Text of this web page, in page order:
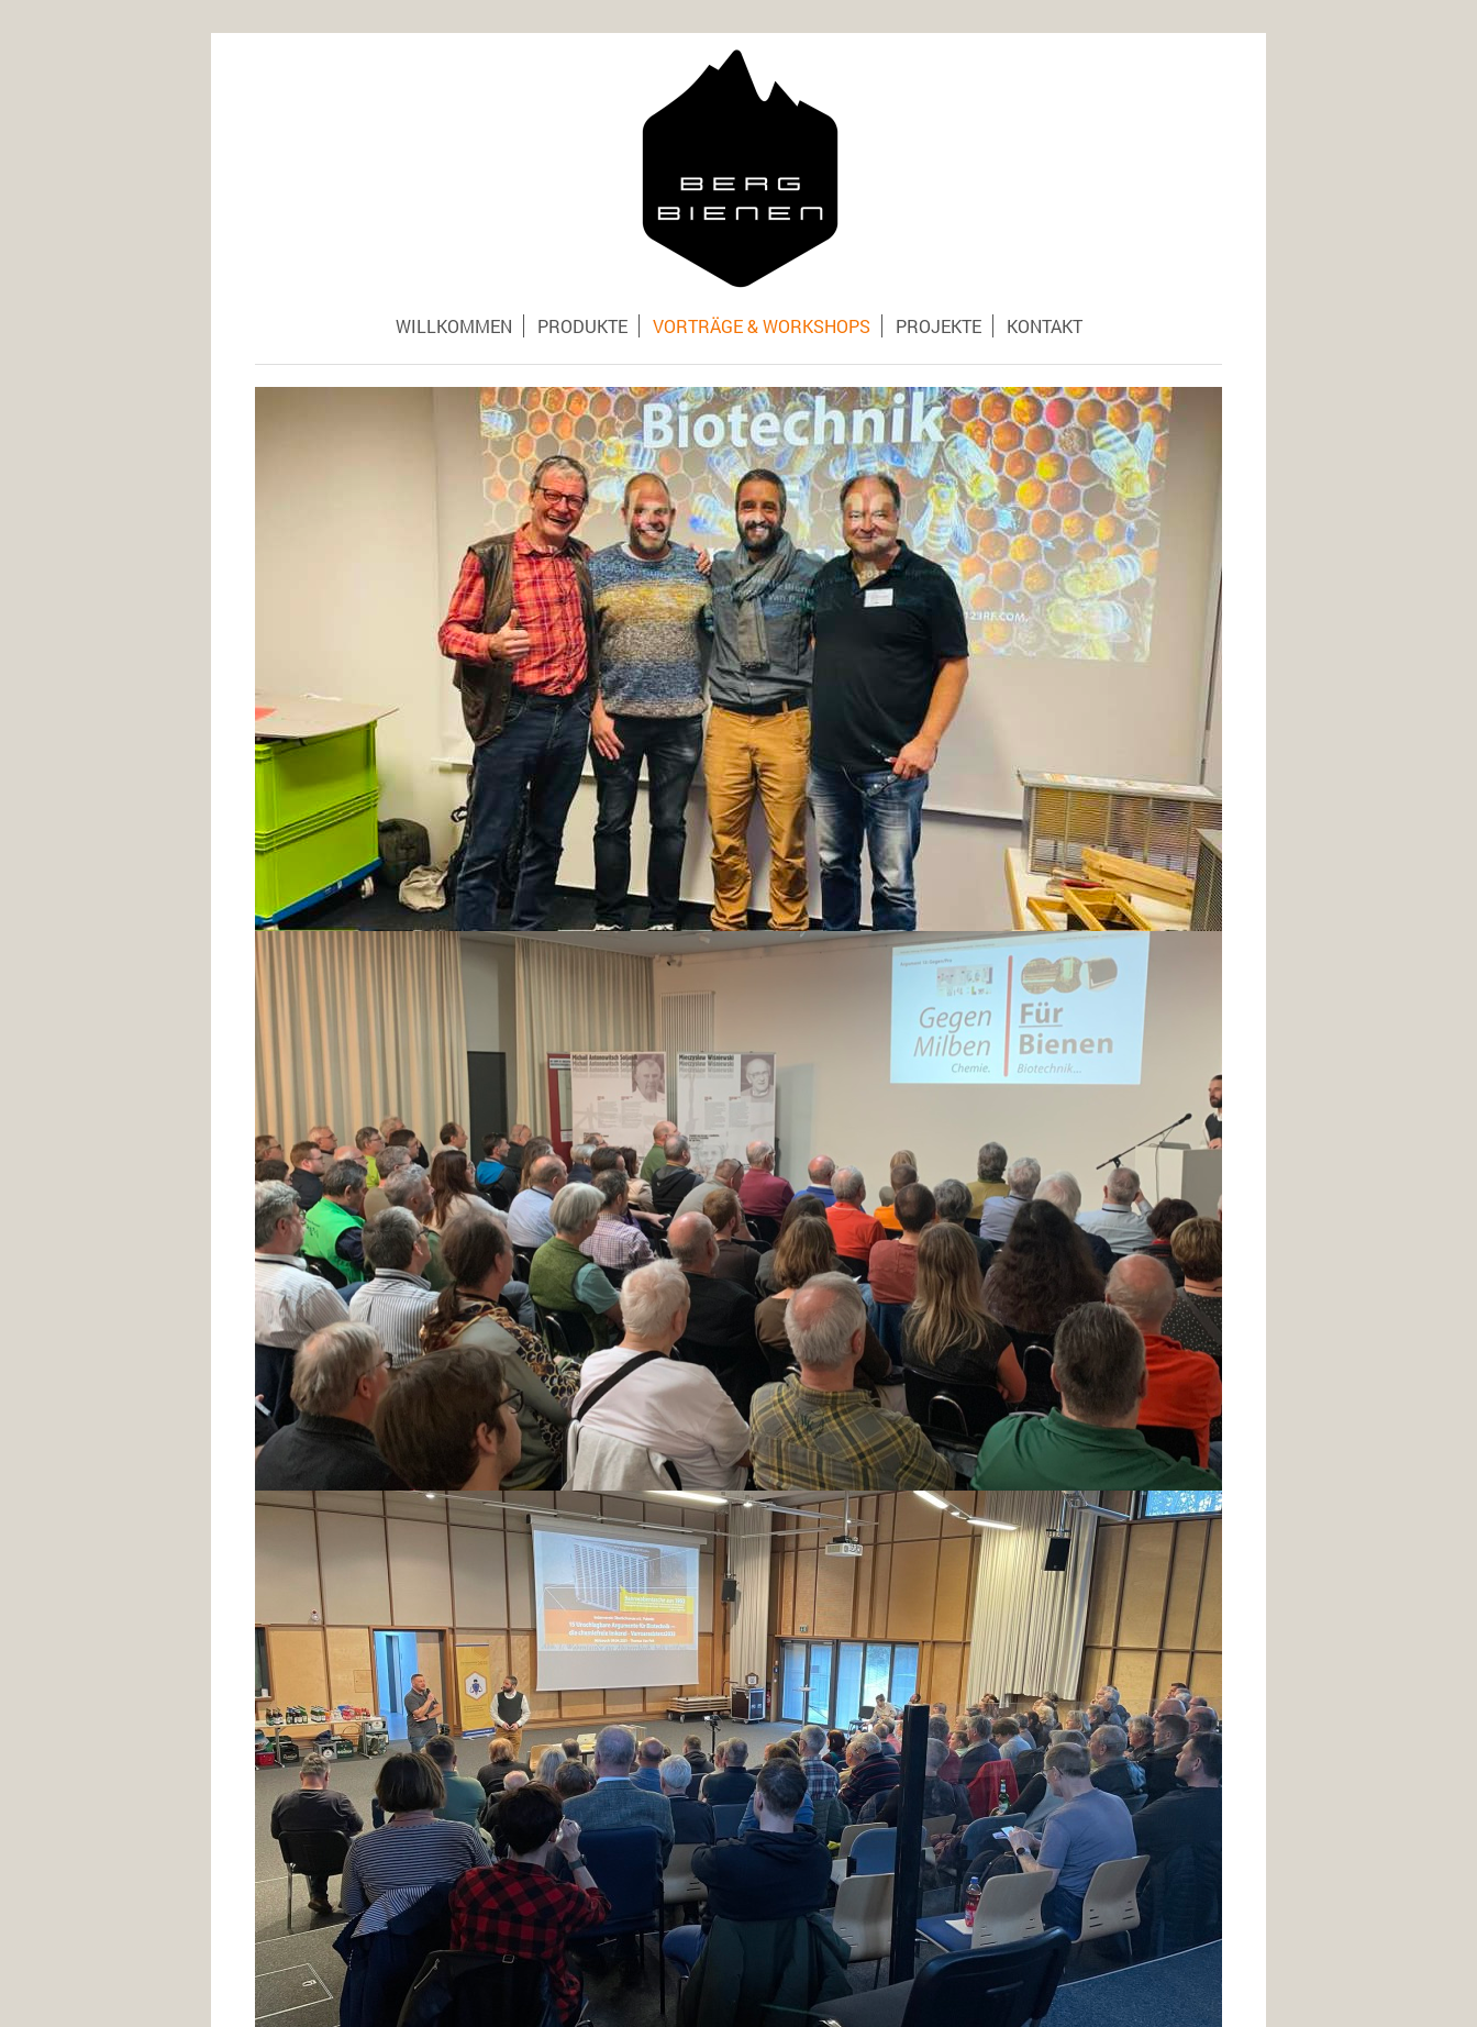
WILLKOMMEN PRODUKTE VORTRÄGE & WORKSHOPS PROJEKTE KONTAKT